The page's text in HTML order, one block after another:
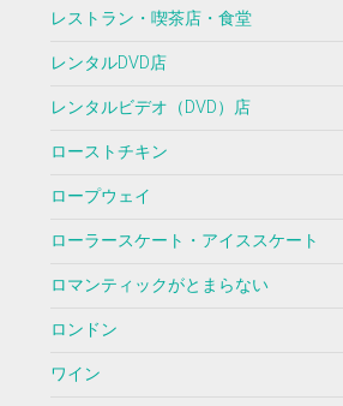
レストラン・喫茶店・食堂
レンタルDVD店
レンタルビデオ（DVD）店
ローストチキン
ロープウェイ
ローラースケート・アイススケート
ロマンティックがとまらない
ロンドン
ワイン